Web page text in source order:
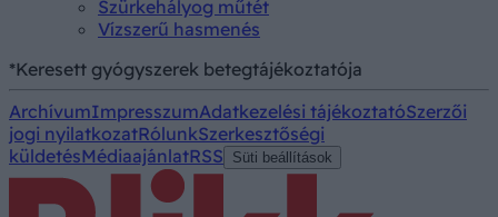
Szürkehályog műtét
Vízszerű hasmenés
*Keresett gyógyszerek betegtájékoztatója
ArchívumImpresszumAdatkezelési tájékoztatóSzerzői
jogi nyilatkozatRólunkSzerkesztőségi
küldetésMédiaajánlatRSS Süti beállítások